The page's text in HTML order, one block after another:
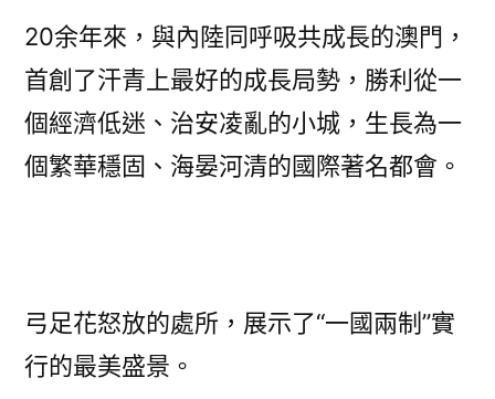
20余年來，與內陸同呼吸共成長的澳門，
首創了汗青上最好的成長局勢，勝利從一
個經濟低迷、治安凌亂的小城，生長為一
個繁華穩固、海晏河清的國際著名都會。
弓足花怒放的處所，展示了“一國兩制”實
行的最美盛景。